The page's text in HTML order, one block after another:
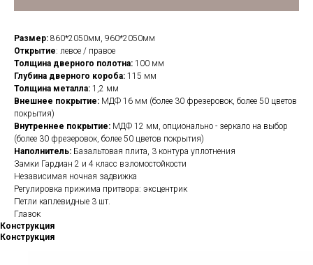
Размер: 860*2050мм, 960*2050мм
Открытие: левое / правое
Толщина дверного полотна: 100 мм
Глубина дверного короба: 115 мм
Толщина металла: 1,2 мм
Внешнее покрытие: МДФ 16 мм (более 30 фрезеровок, более 50 цветов
покрытия)
Внутреннее покрытие: МДФ 12 мм, опционально - зеркало на выбор
(более 30 фрезеровок, более 50 цветов покрытия)
Наполнитель: Базальтовая плита, 3 контура уплотнения
Замки Гардиан 2 и 4 класс взломостойкости
Независимая ночная задвижка
Регулировка прижима притвора: эксцентрик
Петли каплевидные 3 шт.
Глазок
Конструкция
Конструкция